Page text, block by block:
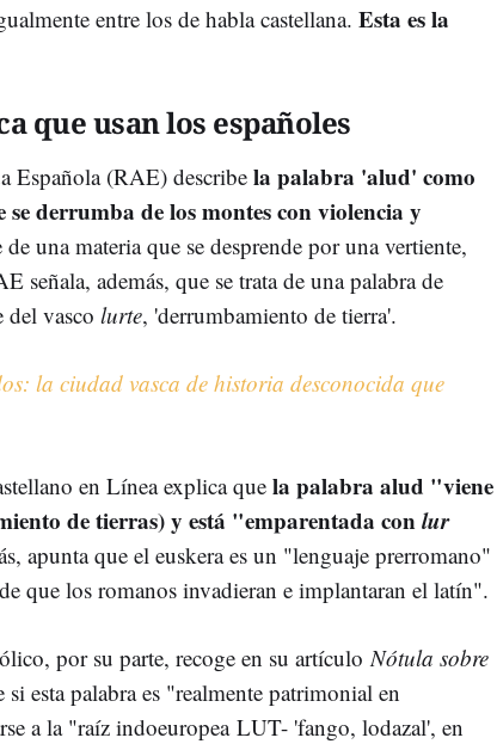
entre los de habla castellana. Esta es la
que usan los españoles
Española (RAE) describe la palabra 'alud' como
derrumba de los montes con violencia y
una materia que se desprende por una vertiente,
señala, además, que se trata de una palabra de
vasco lurte, 'derrumbamiento de tierra'.
la ciudad vasca de historia desconocida que
en Línea explica quela palabra alud "viene
de tierras) y está "emparentada conlur
apunta que el euskera es un "lenguaje prerromano"
que los romanos invadieran e implantaran el latín".
por su parte, recoge en su artículo Nótula sobre
si esta palabra es "realmente patrimonial en
a la "raíz indoeuropea LUT- 'fango, lodazal', en